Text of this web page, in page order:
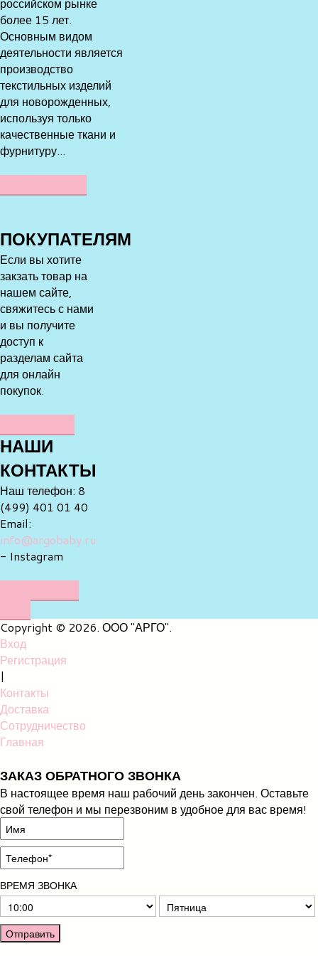
российском рынке
более 15 лет.
Основным видом
деятельности является
производство
текстильных изделий
для новорожденных,
используя только
качественные ткани и
фурнитуру...
ПОКУПАТЕЛЯМ
Если вы хотите
закзать товар на
нашем сайте,
свяжитесь с нами
и вы получите
доступ к
разделам сайта
для онлайн
покупок.
НАШИ
КОНТАКТЫ
Наш телефон: 8
(499) 401 01 40
Email:
info@argobaby.ru
- Instagram
Copyright © 2026. ООО "АРГО".
Вход
Регистрация
|
Контакты
Доставка
Сотрудничество
Главная
ЗАКАЗ ОБРАТНОГО ЗВОНКА
В настоящее время наш рабочий день закончен. Оставьте
свой телефон и мы перезвоним в удобное для вас время!
ВРЕМЯ ЗВОНКА
Отправить